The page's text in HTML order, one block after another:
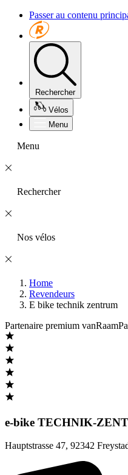
Passer au contenu
Rechercher
Vélos
Menu
Menu
Rechercher
Nos vélos
Home
Revendeurs
E bike technik zentrum
Partenaire premium vanRaam
e-bike TECHNIK-
Hauptstrasse 47, 92342